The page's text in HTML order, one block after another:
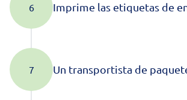
Imprime las etiquetas de
Un transportista de